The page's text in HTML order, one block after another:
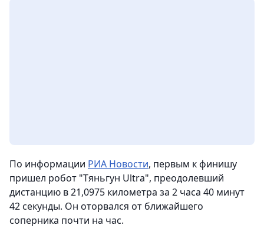
По информации РИА Новости, первым к финишу
пришел робот "Тяньгун Ultra", преодолевший
дистанцию в 21,0975 километра за 2 часа 40 минут
42 секунды. Он оторвался от ближайшего
соперника почти на час.